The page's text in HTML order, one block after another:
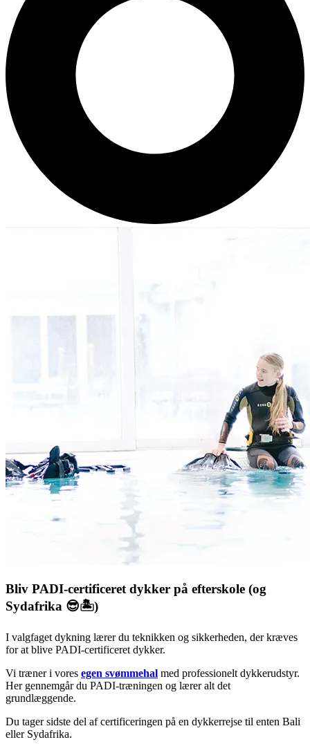
Bliv PADI-certificeret dykker på efterskole (og
Sydafrika 😎🏝️)
I valgfaget dykning lærer du teknikken og sikkerheden, der kræves
for at blive PADI-certificeret dykker.
Vi træner i vores egen svømmehal med professionelt dykkerudstyr.
Her gennemgår du PADI-træningen og lærer alt det
grundlæggende.
Du tager sidste del af certificeringen på en dykkerrejse til enten Bali
eller Sydafrika.